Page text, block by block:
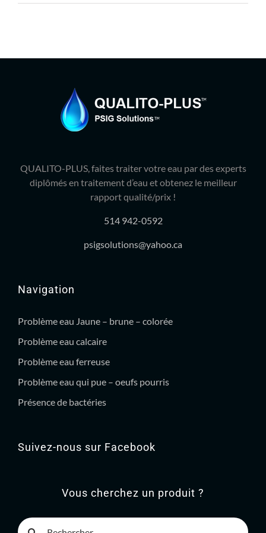
Produits
QUALITO-PLUS, faites traiter votre eau par des experts
diplômés en traitement d’eau et obtenez le meilleur
rapport qualité/prix !
514 942-0592
psigsolutions@yahoo.ca
Navigation
Problème eau Jaune – brune – colorée
Problème eau calcaire
Problème eau ferreuse
Problème eau qui pue – oeufs pourris
Présence de bactéries
Suivez-nous sur Facebook
Vous cherchez un produit ?
Rechercher